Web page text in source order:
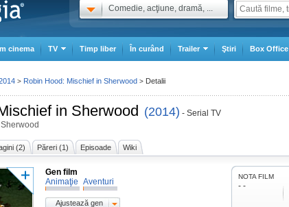
Comedie, acţiune, dramă, ...
cinema TV Timp liber În curând Trailer Ştiri Box Office
in Sherwood (2014) - Serial TV
(2) Păreri (1) Episoade Wiki
Gen film
Animaţie Aventuri
Ajustează gen
NOTA FILM
- -
> Robin Hood: Mischief in Sherwood > Detalii